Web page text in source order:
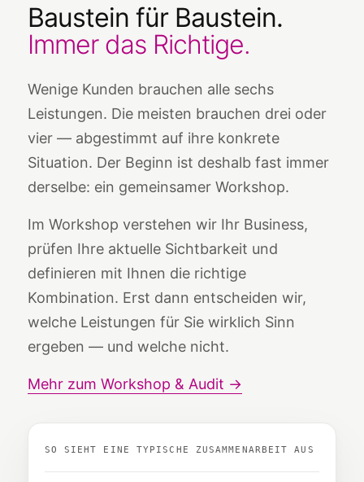
Baustein für Baustein.
Immer das Richtige.
Wenige Kunden brauchen alle sechs
Leistungen. Die meisten brauchen drei oder
vier — abgestimmt auf ihre konkrete
Situation. Der Beginn ist deshalb fast immer
derselbe: ein gemeinsamer Workshop.
Im Workshop verstehen wir Ihr Business,
prüfen Ihre aktuelle Sichtbarkeit und
definieren mit Ihnen die richtige
Kombination. Erst dann entscheiden wir,
welche Leistungen für Sie wirklich Sinn
ergeben — und welche nicht.
Mehr zum Workshop & Audit →
SO SIEHT EINE TYPISCHE ZUSAMMENARBEIT AUS